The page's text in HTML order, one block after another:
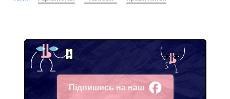
Підпишись на наш
Facebook